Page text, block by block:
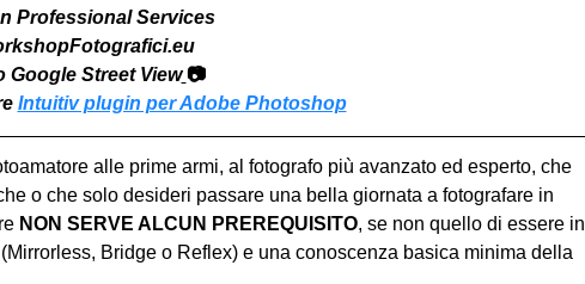
Professional Services
Google Street View 📷
Intuitiv plugin per Adobe Photoshop
alle prime armi, al fotografo più avanzato ed esperto, che
o che solo desideri passare una bella giornata a fotografare in
NON SERVE ALCUN PREREQUISITO, se non quello di essere in
Bridge o Reflex) e una conoscenza basica minima della